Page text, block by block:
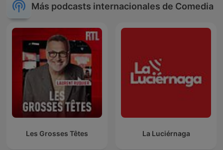
Más podcasts internacionales de Comedia
Les Grosses Têtes La Luciérnaga